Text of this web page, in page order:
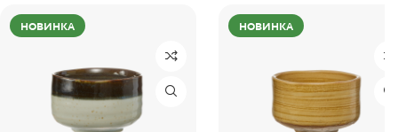
НОВИНКА НОВИНКА